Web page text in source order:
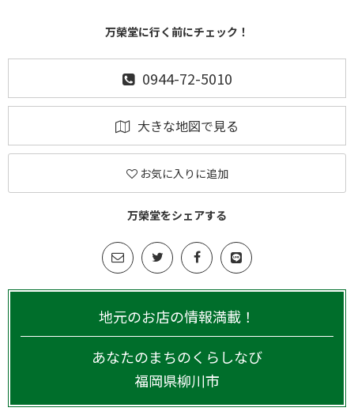
万榮堂に行く前にチェック！
0944-72-5010
大きな地図で見る
お気に入りに追加
万榮堂をシェアする
地元のお店の情報満載！
あなたのまちのくらしなび
福岡県柳川市